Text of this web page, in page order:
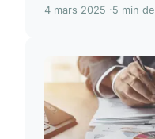
4 mars 2025 5 min